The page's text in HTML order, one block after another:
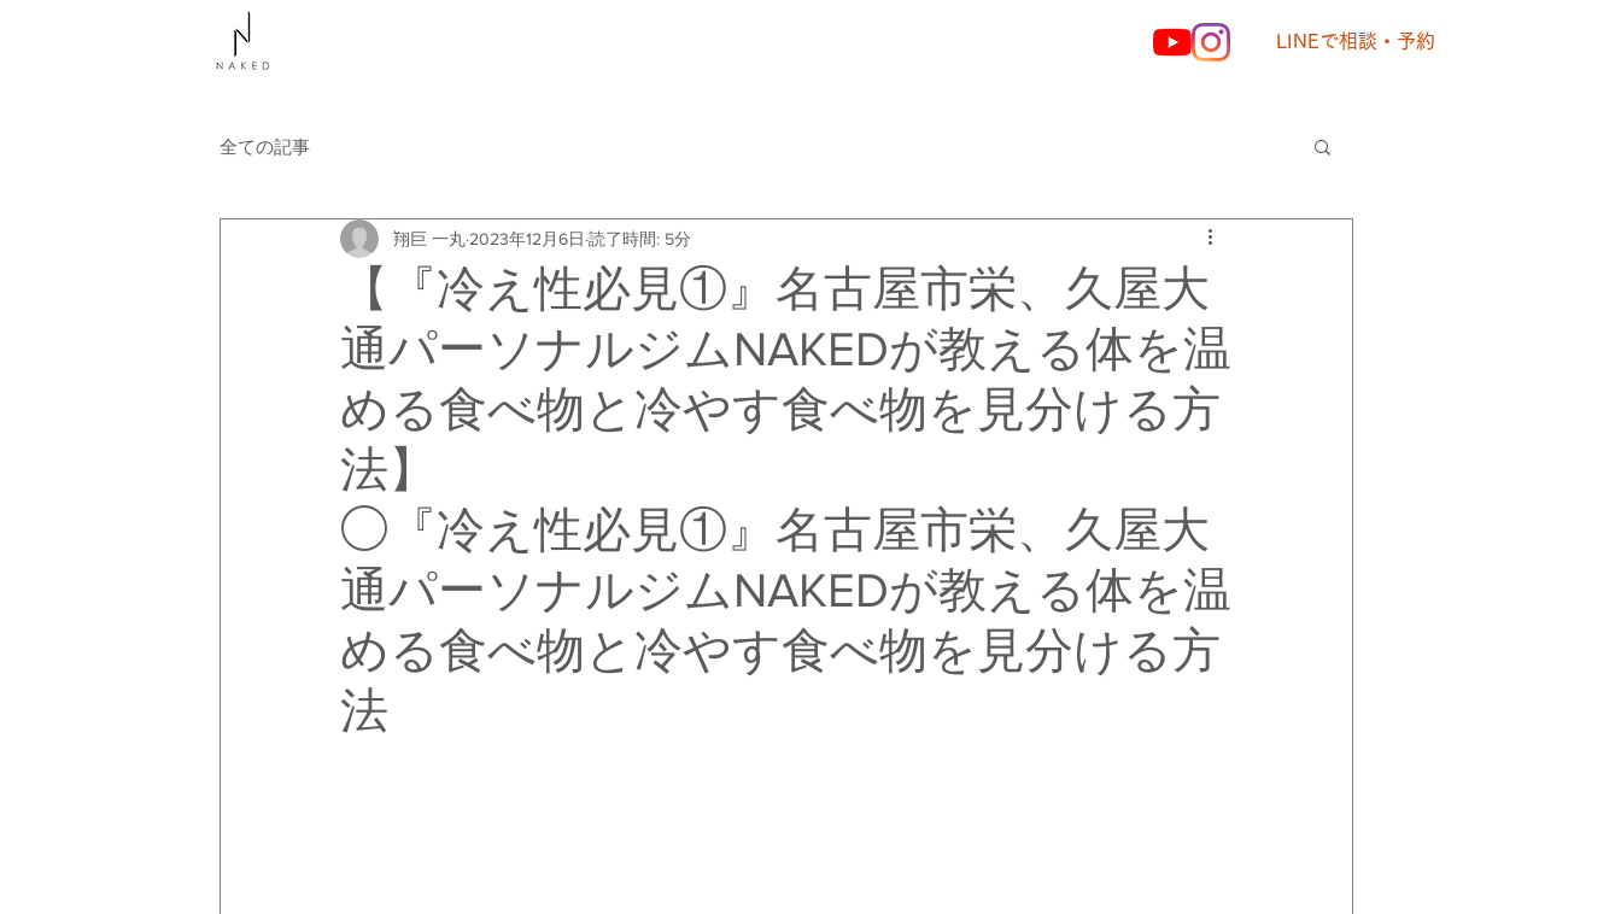
LINEで相談・予約
全ての記事
【『冷え性必見①』名古屋市栄、久屋大
通パーソナルジムNAKEDが教える体を温
める食べ物と冷やす食べ物を見分ける方
法】
翔巨 一丸 2023年12月6日 読了時間: 5分
◯『冷え性必見①』名古屋市栄、久屋大
通パーソナルジムNAKEDが教える体を温
める食べ物と冷やす食べ物を見分ける方
法